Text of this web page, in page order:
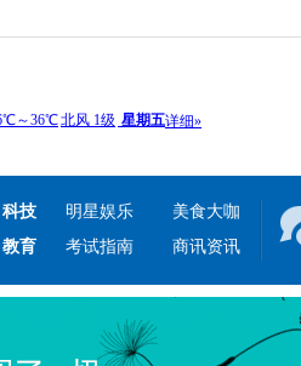
科技 明星娱乐
美食大咖
教育
考试指南 商讯资讯